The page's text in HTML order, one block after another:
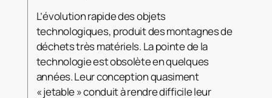
L’évolution rapide des objets
technologiques, produit des montagnes de
déchets très matériels. La pointe de la
technologie est obsolète en quelques
années. Leur conception quasiment
« jetable » conduit à rendre difficile leur